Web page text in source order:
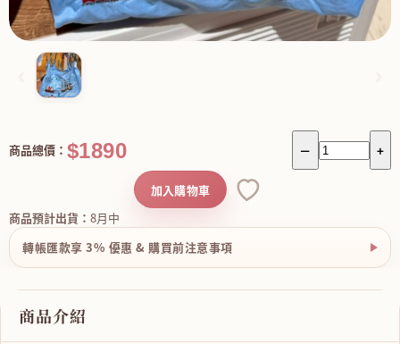
－ +
商品總價： $1890
商品預計出貨： 8月中
加入購物車
轉帳匯款享 3% 優惠 & 購買前注意事項
商品介紹